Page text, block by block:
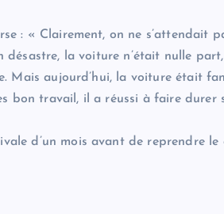
: « Clairement, on ne s’attendait
désastre, la voiture n’était nulle
aujourd’hui, la voiture était
bon travail, il a réussi à faire durer
d’un mois avant de reprendre